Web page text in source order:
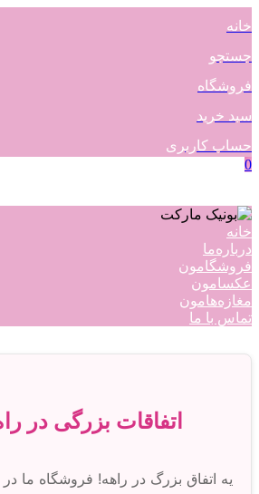
خانه
جستجو
فروشگاه
سبد خرید
حساب کاربری
0
خانه
درباره‌ما
فروشگامون
عکسامون
مغازه‌هامون
تماس با ما
اتفاقات بزرگی در
یه اتفاق بزرگ در راهه! فروشگاه